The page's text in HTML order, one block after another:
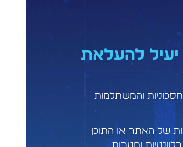
יעיל להעלאת
והמשתלמות
של האתר או התוכן